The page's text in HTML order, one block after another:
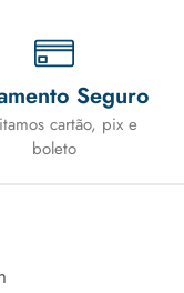
Seguro
cartão, pix e
boleto